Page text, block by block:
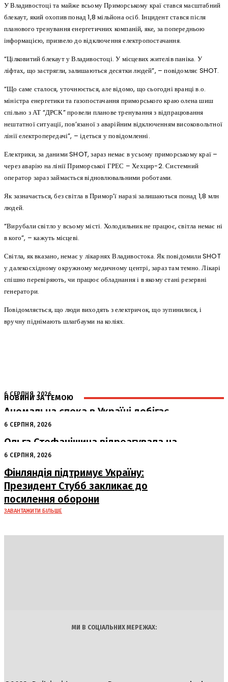
У Владивостоці та майже всьому Приморському краї стався масштабний
блекаут, який охопив понад 1,8 мільйона осіб. Інцидент стався після
планового тренування енергетичних компаній, яке, за попередньою
інформацією, призвело до відключення електропостачання.
“Цілковитий блекаут у Владивостоці. У місцевих жителів паніка. У
ліфтах, що застрягли, залишаються десятки людей”, – повідомляє SHOT.
“Що саме сталося, уточнюється, але відомо, що сьогодні вранці в.о.
міністра енергетики та газопостачання приморського краю олена шиш
спільно з АТ “ДРСК” провели планове тренування з відпрацювання
нештатної ситуації, пов’язаної з аварійним відключенням високовольтної
лінії електропередачі”, – ідеться у повідомленні.
Електрики, за даними SHOT, зараз немає в усьому приморському краї –
через аварію на лінії Приморської ГРЕС – Хехцир-2. Системний
оператор зараз займається відновлювальними роботами.
Як зазначається, без світла в Примор’ї наразі залишаються понад 1,8 млн
людей.
“Вирубали світло у всьому місті. Холодильник не працює, світла немає ні
в кого”, – кажуть місцеві.
Світла, як вказано, немає у лікарнях Владивостока. Як повідомили SHOT
у далекосхідному окружному медичному центрі, зараз там темно. Лікарі
спішно перевіряють, чи працює обладнання і в якому стані резервні
генератори.
Повідомляється, що люди виходять з електричок, що зупинилися, і
вручну піднімають шлагбауми на коліях.
НОВИНИ ЗА ТЕМОЮ
6 СЕРПНЯ, 2026
Аномальна спека в Україні добігає
кінця: очікується похолодання
6 СЕРПНЯ, 2026
Ольга Стефанішина відреагувала на
підозри від НАБУ та САП
6 СЕРПНЯ, 2026
Фінляндія підтримує Україну:
Президент Стубб закликає до
посилення оборони
ЗАВАНТАЖИТИ БІЛЬШЕ
МИ В СОЦІАЛЬНИХ МЕРЕЖАХ: